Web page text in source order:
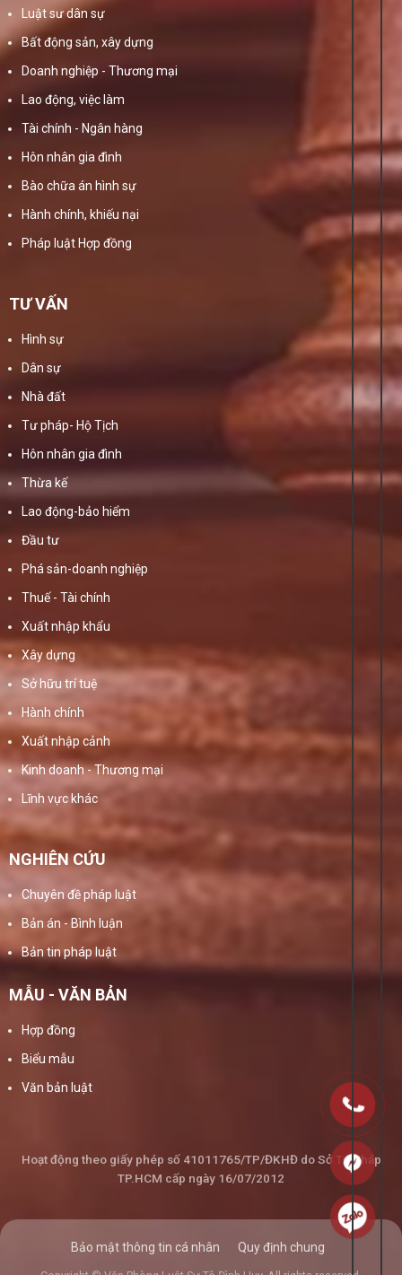
Luật sư dân sự
Bất động sản, xây dựng
Doanh nghiệp - Thương mại
Lao động, việc làm
Tài chính - Ngân hàng
Hôn nhân gia đình
Bào chữa án hình sự
Hành chính, khiếu nại
Pháp luật Hợp đồng
TƯ VẤN
Hình sự
Dân sự
Nhà đất
Tư pháp- Hộ Tịch
Hôn nhân gia đình
Thừa kế
Lao động-bảo hiểm
Đầu tư
Phá sản-doanh nghiệp
Thuế - Tài chính
Xuất nhập khẩu
Xây dựng
Sở hữu trí tuệ
Hành chính
Xuất nhập cảnh
Kinh doanh - Thương mại
Lĩnh vực khác
NGHIÊN CỨU
Chuyên đề pháp luật
Bản án - Bình luận
Bản tin pháp luật
MẪU - VĂN BẢN
Hợp đồng
Biểu mẫu
Văn bản luật
Hoạt động theo giấy phép số 41011765/TP/ĐKHĐ do Sở Tư Pháp
TP.HCM cấp ngày 16/07/2012
Bảo mật thông tin cá nhân Quy định chung